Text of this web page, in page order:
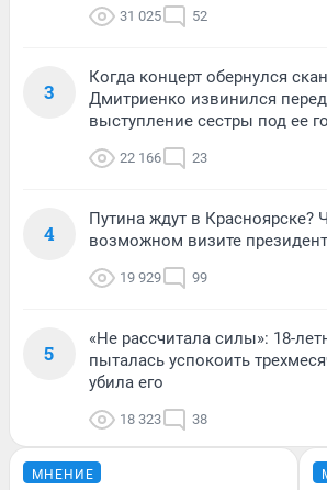
31 025 52
3
Когда концерт обернулся
Дмитриенко извинился
выступление сестры под ее
22 166 23
4
Путина ждут в Красноярске?
возможном визите
19 929 99
5
«Не рассчитала силы»: 18-
пыталась успокоить
убила его
18 323 38
МНЕНИЕ